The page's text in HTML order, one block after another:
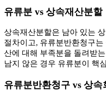
유류분 vs 상속재산분할
상속재산분할은 남아 있는
절차이고, 유류분반환청구는
산에 대해 부족분을 돌려받
남지 않은 경우 유류분이 핵
유류분반환청구 vs 상속